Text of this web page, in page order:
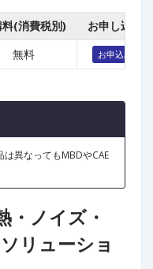
(消費税別)
お申し込み
無料 お申込み
異なってもMBDやCAE
・ノイズ・
リューショ